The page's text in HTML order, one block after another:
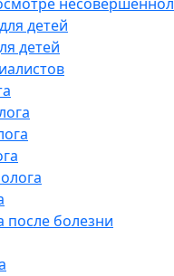
детей
детей
после болезни